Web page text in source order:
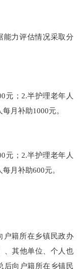
能力评估情况采取分
元 ； 2.半护理老年人
每月补助1000元。
元 ； 2.半护理老年人
每月补助600元。
户籍所在乡镇民政办
、其他单位、个人也
后向户籍所在乡镇民